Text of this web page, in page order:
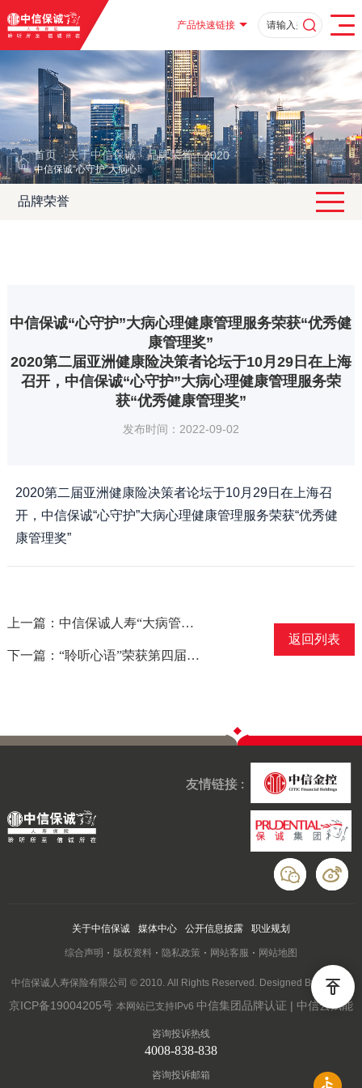
产品快速链接
首页 · 关于中信保诚 · 品牌荣誉 · 2020 ·
中信保诚“心守护”大病心理健康管理服务荣获“优秀健康管理奖”
品牌荣誉
中信保诚“心守护”大病心理健康管理服务荣获“优秀健
康管理奖”
2020第二届亚洲健康险决策者论坛于10月29日在上海
召开，中信保诚“心守护”大病心理健康管理服务荣
获“优秀健康管理奖”
发布时间：2022-09-02
2020第二届亚洲健康险决策者论坛于10月29日在上海召
开，中信保诚“心守护”大病心理健康管理服务荣获“优秀健
康管理奖”
上一篇：中信保诚人寿“大病管家”服务获得“2021年度健康管理服务创新奖”
下一篇：“聆听心语”荣获第四届中国健康保险发展论坛最佳保险健康管理创新奖
返回列表
友情链接 :
关于中信保诚 媒体中心 公开信息披露 职业规划
综合声明 版权资料 隐私政策 网站客服 网站地图
中信保诚人寿保险有限公司 © 2010. All Rights Reserved. Designed By Wanhu
京ICP备19004205号 本网站已支持IPv6 中信集团品牌认证 | 中信云赋能
咨询投诉热线
4008-838-838
咨询投诉邮箱